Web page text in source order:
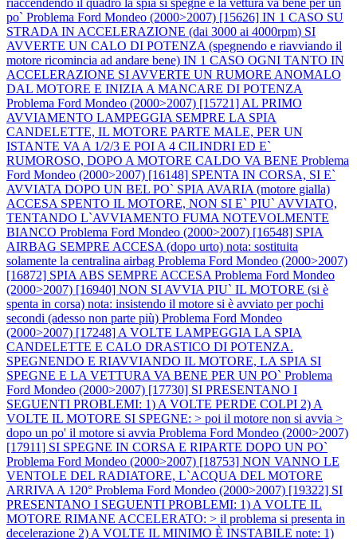
po` Problema Ford Mondeo (2000>2007) [15626] IN 1 CASO SU
STRADA IN ACCELERAZIONE (dai 3000 ai 4000rpm) SI
AVVERTE UN CALO DI POTENZA (spegnendo e riavviando il
motore ricomincia ad andare bene) IN 1 CASO OGNI TANTO IN
ACCELERAZIONE SI AVVERTE UN RUMORE ANOMALO
DAL MOTORE E INIZIA A MANCARE DI POTENZA
Problema Ford Mondeo (2000>2007) [15721] AL PRIMO
AVVIAMENTO LAMPEGGIA SEMPRE LA SPIA
CANDELETTE, IL MOTORE PARTE MALE, PER UN
ISTANTE VA A 1/2/3 E POI A 4 CILINDRI ED E`
RUMOROSO, DOPO A MOTORE CALDO VA BENE Problema
Ford Mondeo (2000>2007) [16148] SPENTA IN CORSA, SI E`
AVVIATA DOPO UN BEL PO` SPIA AVARIA (motore gialla)
ACCESA SPENTO IL MOTORE, NON SI E` PIU` AVVIATO,
TENTANDO L`AVVIAMENTO FUMA NOTEVOLMENTE
BIANCO Problema Ford Mondeo (2000>2007) [16548] SPIA
AIRBAG SEMPRE ACCESA (dopo urto) nota: sostituita
solamente la centralina airbag Problema Ford Mondeo (2000>2007)
[16872] SPIA ABS SEMPRE ACCESA Problema Ford Mondeo
(2000>2007) [16940] NON SI AVVIA PIU` IL MOTORE (si è
spenta in corsa) nota: insistendo il motore si è avviato per pochi
secondi (adesso non parte più) Problema Ford Mondeo
(2000>2007) [17248] A VOLTE LAMPEGGIA LA SPIA
CANDELETTE E CALO DRASTICO DI POTENZA.
SPEGNENDO E RIAVVIANDO IL MOTORE, LA SPIA SI
SPEGNE E LA VETTURA VA BENE PER UN PO` Problema
Ford Mondeo (2000>2007) [17730] SI PRESENTANO I
SEGUENTI PROBLEMI: 1) A VOLTE PERDE COLPI 2) A
VOLTE IL MOTORE SI SPEGNE: > poi il motore non si avvia >
dopo un po' il motore si avvia Problema Ford Mondeo (2000>2007)
[17911] SI SPEGNE IN CORSA E RIPARTE DOPO UN PO`
Problema Ford Mondeo (2000>2007) [18753] NON VANNO LE
VENTOLE DEL RADIATORE, L`ACQUA DEL MOTORE
ARRIVA A 120° Problema Ford Mondeo (2000>2007) [19322] SI
PRESENTANO I SEGUENTI PROBLEMI: 1) A VOLTE IL
MOTORE RIMANE ACCELERATO: > il problema si presenta in
decelerazione 2) A VOLTE IL MINIMO È INSTABILE note: 1)